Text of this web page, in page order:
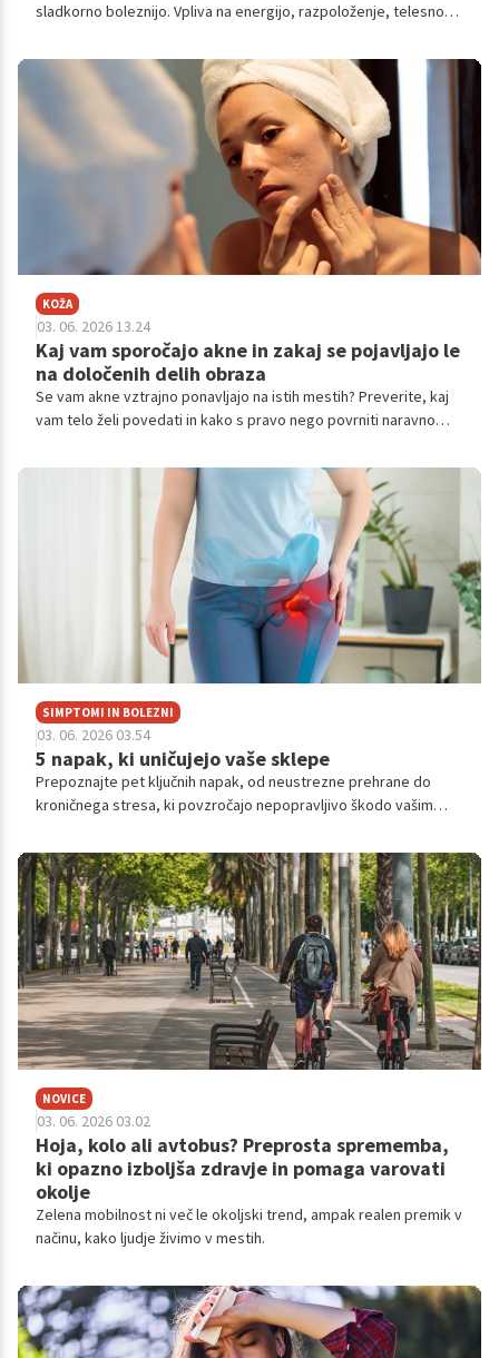
sladkorno boleznijo. Vpliva na energijo, razpoloženje, telesno
KOŽA
03. 06. 2026 13.24
Kaj vam sporočajo akne in zakaj se pojavljajo le
na določenih delih obraza
Se vam akne vztrajno ponavljajo na istih mestih? Preverite, kaj
vam telo želi povedati in kako s pravo nego povrniti naravno
SIMPTOMI IN BOLEZNI
03. 06. 2026 03.54
5 napak, ki uničujejo vaše sklepe
Prepoznajte pet ključnih napak, od neustrezne prehrane do
kroničnega stresa, ki povzročajo nepopravljivo škodo vašim
bolečino.
NOVICE
03. 06. 2026 03.02
Hoja, kolo ali avtobus? Preprosta sprememba,
ki opazno izboljša zdravje in pomaga varovati
okolje
Zelena mobilnost ni več le okoljski trend, ampak realen premik v
načinu, kako ljudje živimo v mestih.